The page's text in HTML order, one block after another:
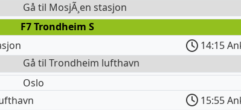
Gå til MosjÃ¸en stasjon
F7 Trondheim S
14:15
Gå til Trondheim lufthavn
Oslo
15:55